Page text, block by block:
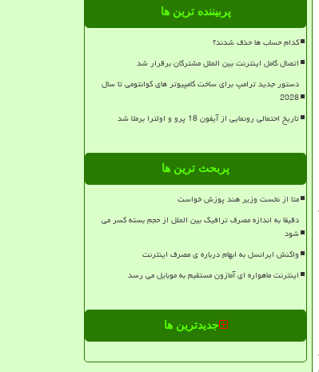
پربیننده ترین ها
کدام حساب ها حذف شدند؟
اتصال کامل اینترنت بین الملل مشترکان برقرار شد
دستور جدید ترامپ برای ساخت کامپیوتر های کوانتومی تا سال
2028
تاریخ احتمالی رونمایی از آیفون 18 پرو و اولترا برملا شد
پربحث ترین ها
متا از نخست وزیر هند پوزش خواست
دقیقا به اندازه مصرف ترافیک بین الملل از حجم بسته کسر می
شود
واکنش ایرانسل به ابهام درباره ی مصرف اینترنت
اینترنت ماهواره ای آمازون مستقیم به موبایل می رسد
جدیدترین ها